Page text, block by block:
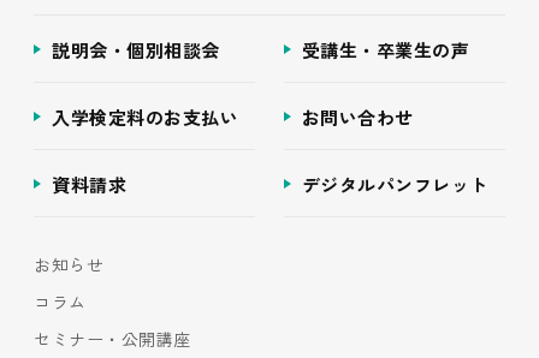
説明会・個別相談会 受講生・卒業生の声
入学検定料のお支払い お問い合わせ
資料請求 デジタルパンフレット
お知らせ
コラム
セミナー・公開講座